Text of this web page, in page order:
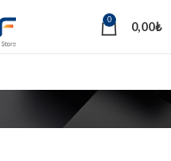
0 0,00₺